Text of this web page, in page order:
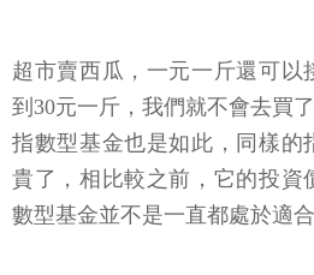
超市賣西瓜，一元一斤還可以
到30元一斤，我們就不會去買了
指數型基金也是如此，同樣的
貴了，相比較之前，它的投資
數型基金並不是一直都處於適